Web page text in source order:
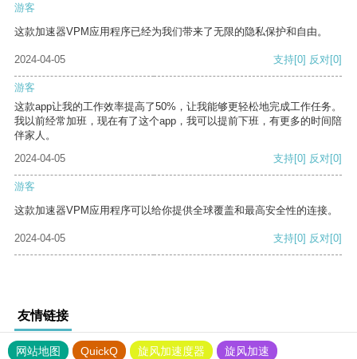
游客
这款加速器VPM应用程序已经为我们带来了无限的隐私保护和自由。
2024-04-05 支持[0] 反对[0]
游客
这款app让我的工作效率提高了50%，让我能够更轻松地完成工作任务。
我以前经常加班，现在有了这个app，我可以提前下班，有更多的时间陪
伴家人。
2024-04-05
支持[0] 反对[0]
游客
这款加速器VPM应用程序可以给你提供全球覆盖和最高安全性的连接。
2024-04-05 支持[0] 反对[0]
友情链接
网站地图 QuickQ 旋风加速度器
旋风加速